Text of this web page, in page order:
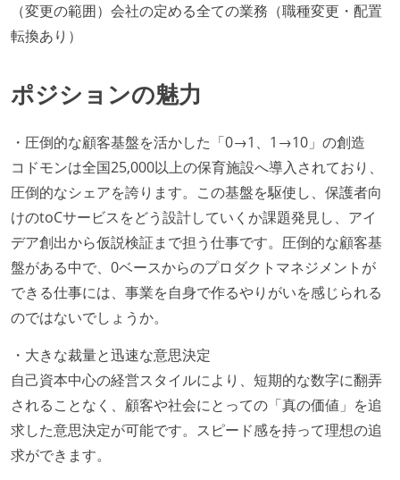
（変更の範囲）会社の定める全ての業務（職種変更・配置
転換あり）
ポジションの魅力
・圧倒的な顧客基盤を活かした「0→1、1→10」の創造
コドモンは全国25,000以上の保育施設へ導入されており、
圧倒的なシェアを誇ります。この基盤を駆使し、保護者向
けのtoCサービスをどう設計していくか課題発見し、アイ
デア創出から仮説検証まで担う仕事です。圧倒的な顧客基
盤がある中で、0ベースからのプロダクトマネジメントが
できる仕事には、事業を自身で作るやりがいを感じられる
のではないでしょうか。
・大きな裁量と迅速な意思決定
自己資本中心の経営スタイルにより、短期的な数字に翻弄
されることなく、顧客や社会にとっての「真の価値」を追
求した意思決定が可能です。スピード感を持って理想の追
求ができます。